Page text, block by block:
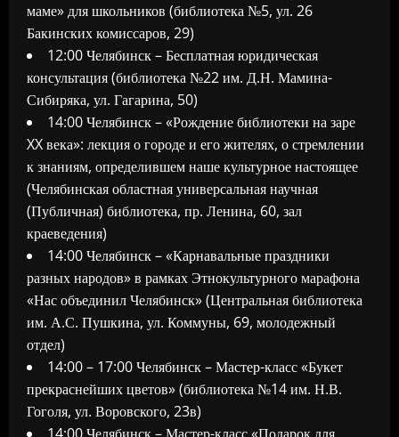
маме» для школьников (библиотека №5, ул. 26
Бакинских комиссаров, 29)
12:00 Челябинск – Бесплатная юридическая
консультация (библиотека №22 им. Д.Н. Мамина-
Сибиряка, ул. Гагарина, 50)
14:00 Челябинск – «Рождение библиотеки на заре
XX века»: лекция о городе и его жителях, о стремлении
к знаниям, определившем наше культурное настоящее
(Челябинская областная универсальная научная
(Публичная) библиотека, пр. Ленина, 60, зал
краеведения)
14:00 Челябинск – «Карнавальные праздники
разных народов» в рамках Этнокультурного марафона
«Нас объединил Челябинск» (Центральная библиотека
им. А.С. Пушкина, ул. Коммуны, 69, молодежный
отдел)
14:00 – 17:00 Челябинск – Мастер-класс «Букет
прекраснейших цветов» (библиотека №14 им. Н.В.
Гоголя, ул. Воровского, 23в)